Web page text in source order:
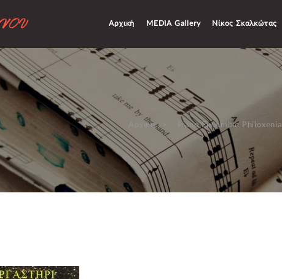
Αρχική MEDIA Gallery Νίκος Σκαλκώτας
Αρχική Piano Ensemble Philoxenia